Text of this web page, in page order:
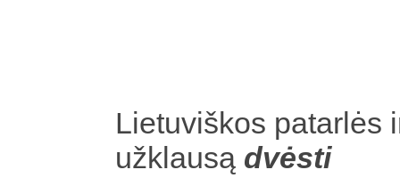
Lietuviškos patarlės
užklausą dvėsti